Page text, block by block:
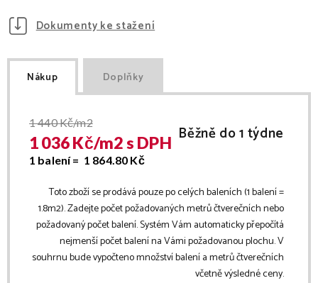
Dokumenty ke stažení
Nákup Doplňky
1 440Kč/m2
1 036Kč/m2s DPH
1 balení = 1 864.80 Kč
Běžně do 1 týdne
Toto zboží se prodává pouze po celých baleních (1 balení =
1.8m2). Zadejte počet požadovaných metrů čtverečních nebo
požadovaný počet balení. Systém Vám automaticky přepočítá
nejmenší počet balení na Vámi požadovanou plochu. V
souhrnu bude vypočteno množství balení a metrů čtverečních
včetně výsledné ceny.